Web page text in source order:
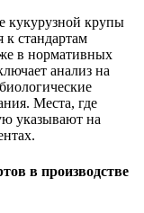
кукурузной крупы
стандартам
в нормативных
анализ на
Места, где
указывают на
в производстве